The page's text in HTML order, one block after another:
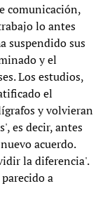
comunicación,
lo antes
suspendido sus
y el
Los estudios,
el
y volvieran
es decir, antes
acuerdo.
la diferencia'.
a